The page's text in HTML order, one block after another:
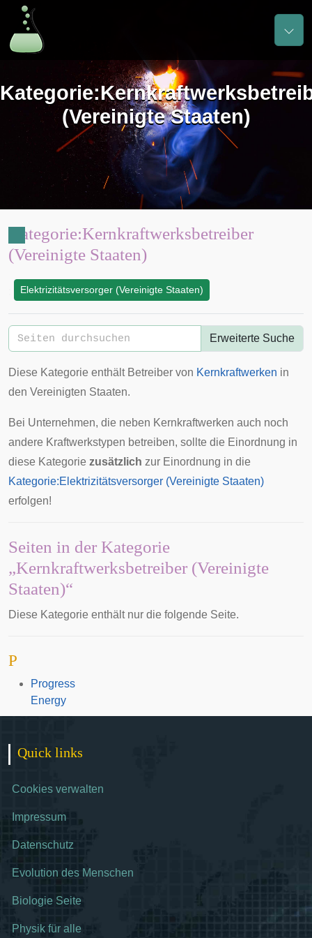
Kategorie:
(Vereinigte Staaten)
Kategorie:Kernkraftwerksbetreiber
(Vereinigte Staaten)
Elektrizitätsversorger (Vereinigte Staaten)
Erweiterte Suche
Diese Kategorie enthält Betreiber von Kernkraftwerken in
den Vereinigten Staaten.
Bei Unternehmen, die neben Kernkraftwerken auch noch
andere Kraftwerkstypen betreiben, sollte die Einordnung in
diese Kategorie zusätzlich zur Einordnung in die
Kategorie:Elektrizitätsversorger (Vereinigte Staaten)
erfolgen!
Seiten in der Kategorie
„Kernkraftwerksbetreiber (Vereinigte
Staaten)“
Diese Kategorie enthält nur die folgende Seite.
P
Progress
Energy
Quick links
Cookies verwalten
Impressum
Datenschutz
Evolution des Menschen
Biologie Seite
Physik für alle